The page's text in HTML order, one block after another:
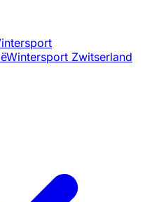
Wintersport Zwitserland